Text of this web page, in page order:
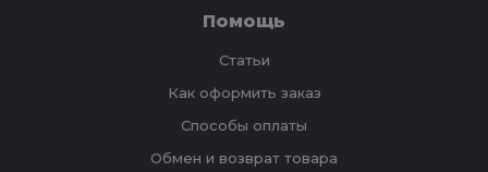
Помощь
Статьи
Как оформить заказ
Способы оплаты
Обмен и возврат товара